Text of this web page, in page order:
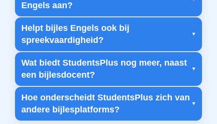
Engels aan?
Helpt bijles Engels ook bij
spreekvaardigheid?
Wat biedt StudentsPlus nog meer, naast
een bijlesdocent?
Hoe onderscheidt StudentsPlus zich van
andere bijlesplatforms?